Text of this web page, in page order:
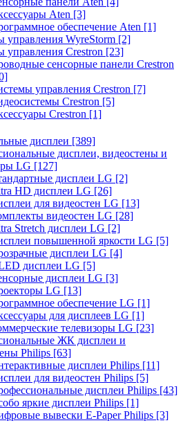
Aten [3]
обеспечение Aten [1]
управления WyreStorm [2]
управления Crestron [23]
сенсорные панели Crestron
управления Crestron [7]
Crestron [5]
Crestron [1]
дисплеи [389]
дисплеи, видеостены и
LG [127]
дисплеи LG [2]
HD дисплеи LG [26]
для видеостен LG [13]
видеостен LG [28]
Stretch дисплеи LG [2]
повышенной яркости LG [5]
дисплеи LG [4]
дисплеи LG [5]
дисплеи LG [3]
LG [13]
обеспечение LG [1]
для дисплеев LG [1]
телевизоры LG [23]
ЖК дисплеи и
Philips [63]
дисплеи Philips [11]
для видеостен Philips [5]
дисплеи Philips [43]
яркие дисплеи Philips [1]
вывески E-Paper Philips [3]